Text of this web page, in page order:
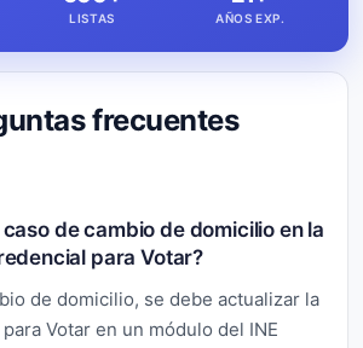
frecuentes
de cambio de domicilio en la
para Votar?
de domicilio, se debe actualizar la
Votar en un módulo del INE
LISTAS AÑOS EXP.